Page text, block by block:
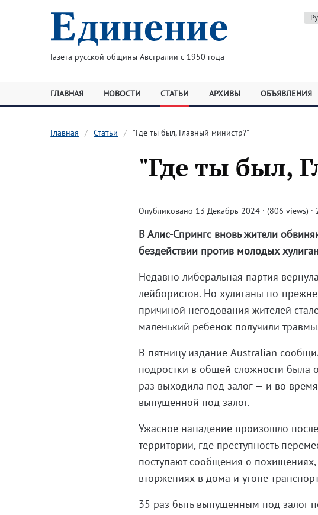
Газета русской общины Австралии с 1950 года
ГЛАВНАЯ НОВОСТИ СТАТЬИ АРХИВЫ ОБЪЯВЛЕНИЯ
Главная Статьи "Где ты был, Главный министр?"
"Где ты был,
Опубликовано 13 Декабрь 2024 · (806 views) ·
В Алис-Спрингс вновь жители
бездействии против молодых
Недавно либеральная партия
лейбористов. Но хулиганы по-
причиной негодования жителей
маленький ребенок получили
В пятницу издание Australian
подростки в общей сложности была
раз выходила под залог — и во
выпущенной под залог.
Ужасное нападение произошло
территории, где преступность
поступают сообщения о
вторжениях в дома и угоне
35 раз быть выпущенным под залог